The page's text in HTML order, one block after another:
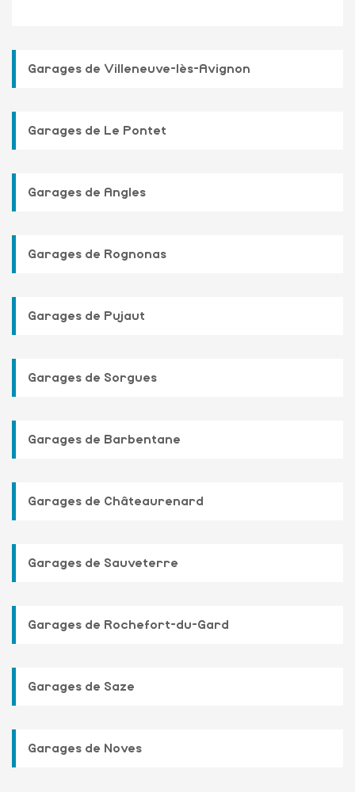
Garages de Villeneuve-lès-Avignon
Garages de Le Pontet
Garages de Angles
Garages de Rognonas
Garages de Pujaut
Garages de Sorgues
Garages de Barbentane
Garages de Châteaurenard
Garages de Sauveterre
Garages de Rochefort-du-Gard
Garages de Saze
Garages de Noves